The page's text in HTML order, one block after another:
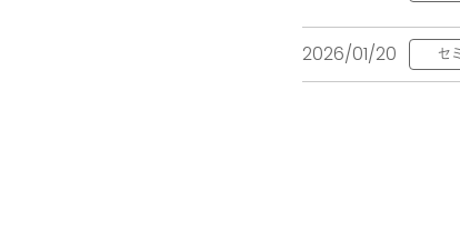
2026/01/20 セ